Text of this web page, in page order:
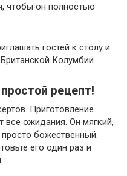
чтобы он полностью
гостей к столу и
Колумбии.
рецепт!
Приготовление
все ожидания. Он мягкий,
божественный.
его один раз и